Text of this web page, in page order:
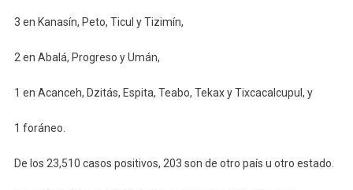
3 en Kanasín, Peto, Ticul y Tizimín,
2 en Abalá, Progreso y Umán,
1 en Acanceh, Dzitás, Espita, Teabo, Tekax y Tixcacalcupul, y
1 foráneo.
De los 23,510 casos positivos, 203 son de otro país u otro estado.